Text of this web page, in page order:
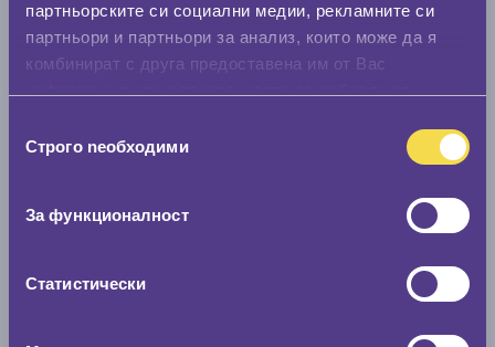
партньорските си социални медии, рекламните си
партньори и партньори за анализ, които може да я
комбинират с друга предоставена им от Вас
наСтрого nеобходими
За функционалност
Статистически
Стар размер
0 мм.
Скоростомер при 100